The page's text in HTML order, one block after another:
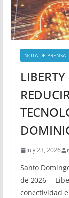
NOTA DE PRENSA
July 23, 2026
Santo
de 2026—
conectividad